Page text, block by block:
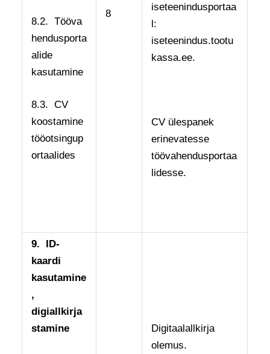
8.2. Tööva
hendusporta
alide
kasutamine
8.3. CV
koostamine
tööotsingup
ortaalides
8
iseteenindusportaa
l:
iseteenindus.tootu
kassa.ee.
CV ülespanek
erinevatesse
töövahendusportaa
lidesse.
9.
ID-
kaardi
kasutamine
,
digiallkirja
stamine
Digitaalallkirja
olemus.